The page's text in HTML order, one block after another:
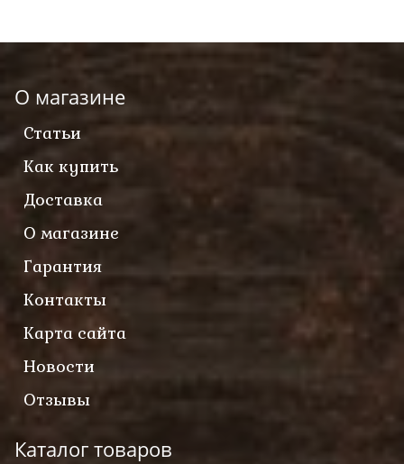
О магазине
Статьи
Как купить
Доставка
О магазине
Гарантия
Контакты
Карта сайта
Новости
Отзывы
Каталог товаров